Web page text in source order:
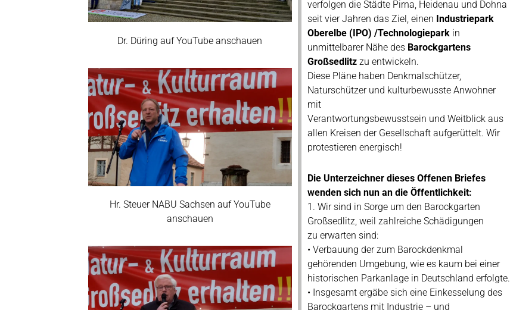
Dr. Düring auf YouTube anschauen
Hr. Steuer NABU Sachsen auf YouTube
anschauen
verfolgen die Städte Pirna, Heidenau und Dohna
seit vier Jahren das Ziel, einen Industriepark
Oberelbe (IPO) /Technologieparkin
unmittelbarer Nähe des Barockgartens
Großsedlitzzu entwickeln.
Diese Pläne haben Denkmalschützer,
Naturschützer und kulturbewusste Anwohner
mit
Verantwortungsbewusstsein und Weitblick aus
allen Kreisen der Gesellschaft aufgerüttelt. Wir
protestieren energisch!
Die Unterzeichner dieses Offenen Briefes
wenden sich nun an die Öffentlichkeit:
1. Wir sind in Sorge um den Barockgarten
Großsedlitz, weil zahlreiche Schädigungen
zu erwarten sind:
• Verbauung der zum Barockdenkmal
gehörenden Umgebung, wie es kaum bei einer
historischen Parkanlage in Deutschland erfolgte.
• Insgesamt ergäbe sich eine Einkesselung des
Barockgartens mit Industrie – und